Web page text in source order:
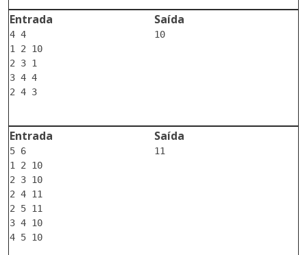
Entrada
4 4
1 2 10
2 3 1
3 4 4
2 4 3
Saída
10
Entrada
5 6
1 2 10
2 3 10
2 4 11
2 5 11
3 4 10
4 5 10
Saída
11